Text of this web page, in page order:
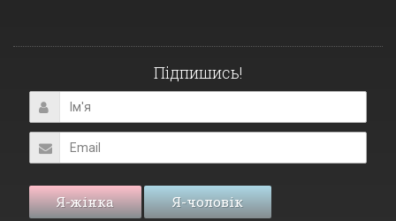
Підпишись!
Я-жінка Я-чоловік